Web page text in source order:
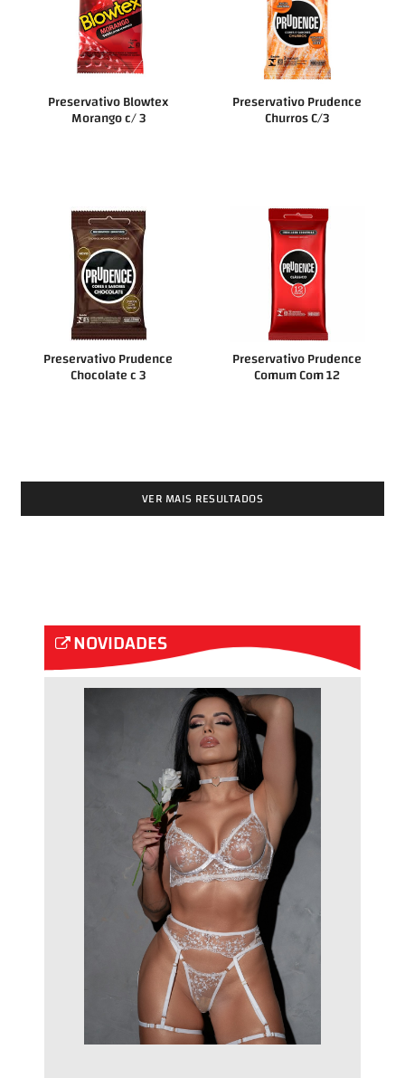
Preservativo Blowtex
Morango c/ 3
Preservativo Prudence
Churros C/3
Preservativo Prudence
Chocolate c 3
Preservativo Prudence
Comum Com 12
VER MAIS RESULTADOS
NOVIDADES